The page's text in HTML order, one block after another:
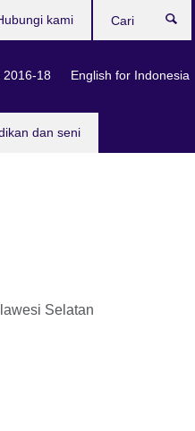
dan seni
2016-18 English for Indonesia
kami
Selatan